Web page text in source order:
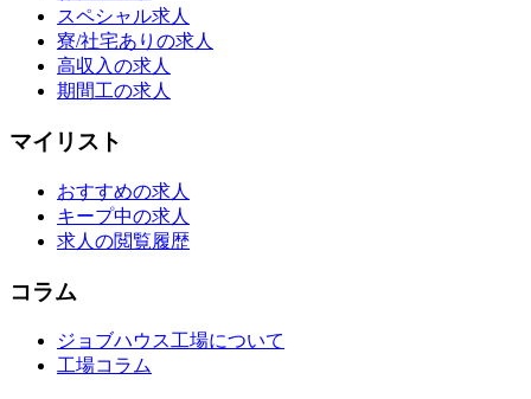
スペシャル求人
寮/社宅ありの求人
高収入の求人
期間工の求人
マイリスト
おすすめの求人
キープ中の求人
求人の閲覧履歴
コラム
ジョブハウス工場について
工場コラム